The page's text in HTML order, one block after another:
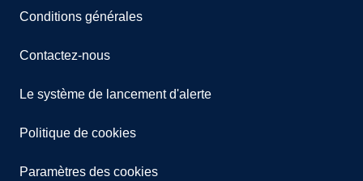
Conditions générales
Contactez-nous
Le système de lancement d'alerte
Politique de cookies
Paramètres des cookies